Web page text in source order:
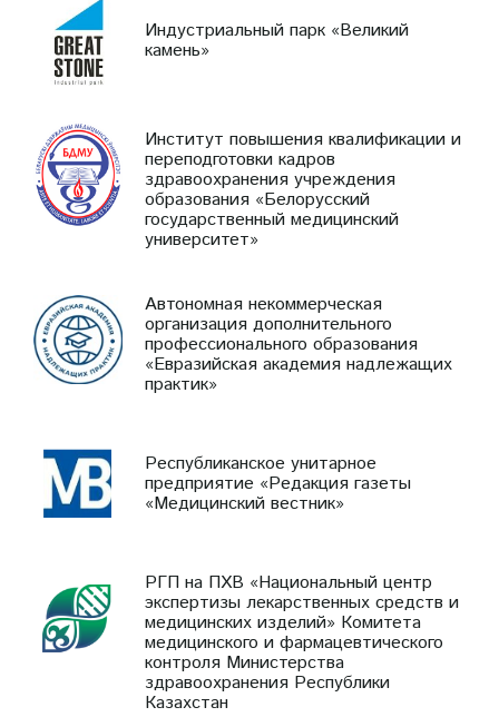
Индустриальный парк «Великий
камень»
Институт повышения квалификации и
переподготовки кадров
здравоохранения учреждения
образования «Белорусский
государственный медицинский
университет»
Автономная некоммерческая
организация дополнительного
профессионального образования
«Евразийская академия надлежащих
практик»
Республиканское унитарное
предприятие «Редакция газеты
«Медицинский вестник»
РГП на ПХВ «Национальный центр
экспертизы лекарственных средств и
медицинских изделий» Комитета
медицинского и фармацевтического
контроля Министерства
здравоохранения Республики
Казахстан